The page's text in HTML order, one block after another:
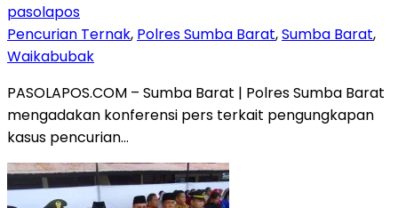
pasolapos
Pencurian Ternak, Polres Sumba Barat,Sumba Barat,
Waikabubak
PASOLAPOS.COM – Sumba Barat | Polres Sumba Barat
mengadakan konferensi pers terkait pengungkapan
kasus pencurian…